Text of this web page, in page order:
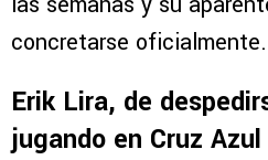
concretarse oficialmente.
Erik Lira, de
jugando en Cruz Azul